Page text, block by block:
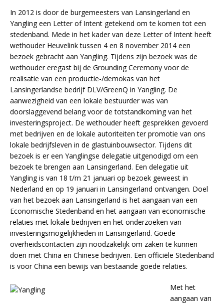
In 2012 is door de burgemeesters van Lansingerland en
Yangling een Letter of Intent getekend om te komen tot een
stedenband. Mede in het kader van deze Letter of Intent heeft
wethouder Heuvelink tussen 4 en 8 november 2014 een
bezoek gebracht aan Yangling. Tijdens zijn bezoek was de
wethouder eregast bij de Grounding Ceremony voor de
realisatie van een productie-/demokas van het
Lansingerlandse bedrijf DLV/GreenQ in Yangling. De
aanwezigheid van een lokale bestuurder was van
doorslaggevend belang voor de totstandkoming van het
investeringsproject. De wethouder heeft gesprekken gevoerd
met bedrijven en de lokale autoriteiten ter promotie van ons
lokale bedrijfsleven in de glastuinbouwsector. Tijdens dit
bezoek is er een Yanglingse delegatie uitgenodigd om een
bezoek te brengen aan Lansingerland. Een delegatie uit
Yangling is van 18 t/m 21 januari op bezoek geweest in
Nederland en op 19 januari in Lansingerland ontvangen. Doel
van het bezoek aan Lansingerland is het aangaan van een
Economische Stedenband en het aangaan van economische
relaties met lokale bedrijven en het onderzoeken van
investeringsmogelijkheden in Lansingerland. Goede
overheidscontacten zijn noodzakelijk om zaken te kunnen
doen met China en Chinese bedrijven. Een officiële Stedenband
is voor China een bewijs van bestaande goede relaties.
Met het
aangaan van